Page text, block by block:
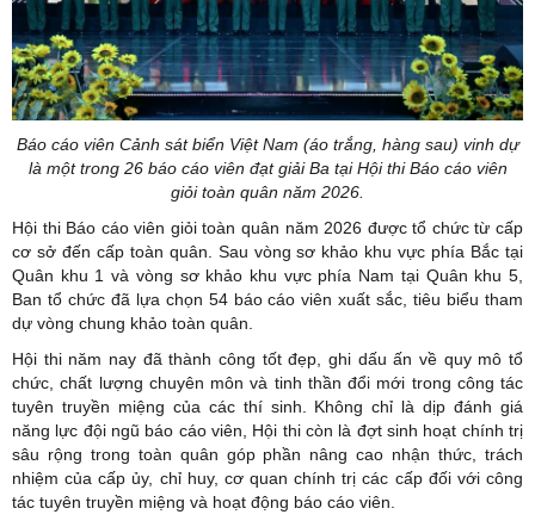
Báo cáo viên Cảnh sát biển Việt Nam (áo trắng, hàng sau) vinh dự
là một trong 26 báo cáo viên đạt giải Ba tại Hội thi Báo cáo viên
giỏi toàn quân năm 2026.
Hội thi Báo cáo viên giỏi toàn quân năm 2026 được tổ chức từ cấp
cơ sở đến cấp toàn quân. Sau vòng sơ khảo khu vực phía Bắc tại
Quân khu 1 và vòng sơ khảo khu vực phía Nam tại Quân khu 5,
Ban tổ chức đã lựa chọn 54 báo cáo viên xuất sắc, tiêu biểu tham
dự vòng chung khảo toàn quân.
Hội thi năm nay đã thành công tốt đẹp, ghi dấu ấn về quy mô tổ
chức, chất lượng chuyên môn và tinh thần đổi mới trong công tác
tuyên truyền miệng của các thí sinh. Không chỉ là dịp đánh giá
năng lực đội ngũ báo cáo viên, Hội thi còn là đợt sinh hoạt chính trị
sâu rộng trong toàn quân góp phần nâng cao nhận thức, trách
nhiệm của cấp ủy, chỉ huy, cơ quan chính trị các cấp đối với công
tác tuyên truyền miệng và hoạt động báo cáo viên.